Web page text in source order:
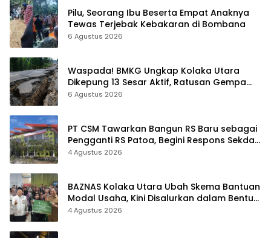
Pilu, Seorang Ibu Beserta Empat Anaknya
Tewas Terjebak Kebakaran di Bombana
6 Agustus 2026
Waspada! BMKG Ungkap Kolaka Utara
Dikepung 13 Sesar Aktif, Ratusan Gempa
Sudah Terekam
6 Agustus 2026
PT CSM Tawarkan Bangun RS Baru sebagai
Pengganti RS Patoa, Begini Respons Sekda
Kolut
4 Agustus 2026
BAZNAS Kolaka Utara Ubah Skema Bantuan
Modal Usaha, Kini Disalurkan dalam Bentuk
Barang Senilai Rp419,5 Juta
4 Agustus 2026